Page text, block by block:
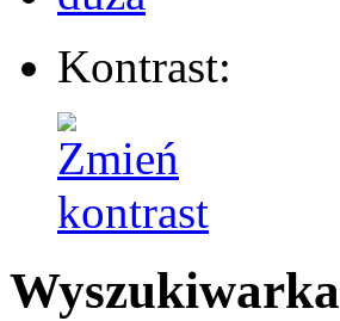
Kontrast:
Wyszukiwarka